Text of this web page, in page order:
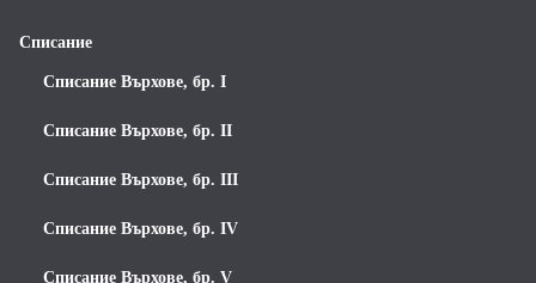
Списание
Списание Върхове, бр. I
Списание Върхове, бр. II
Списание Върхове, бр. III
Списание Върхове, бр. IV
Списание Върхове, бр. V